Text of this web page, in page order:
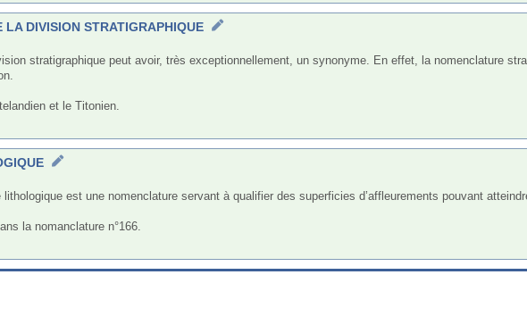
LA DIVISION STRATIGRAPHIQUE
et le Titonien.
la nomanclature n°166.